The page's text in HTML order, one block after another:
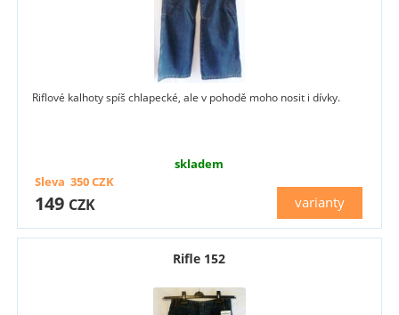
Riflové kalhoty spíš chlapecké, ale v pohodě moho nosit i dívky.
skladem
varianty
149 CZK
Sleva 350CZK
Rifle 152